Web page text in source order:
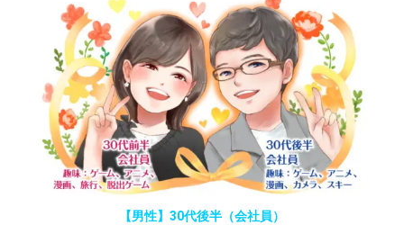
【男性】30代後半（会社員）